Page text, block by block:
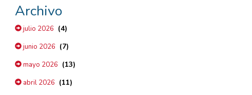
Archivo
julio 2026 (4)
junio 2026 (7)
mayo 2026 (13)
abril 2026 (11)